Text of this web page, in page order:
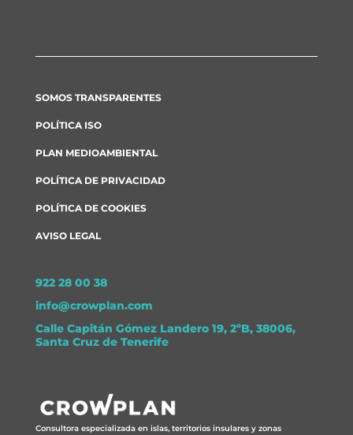
SOMOS TRANSPARENTES
POLÍTICA ISO
PLAN MEDIOAMBIENTAL
POLÍTICA DE PRIVACIDAD
POLÍTICA DE COOKIES
AVISO LEGAL
922 28 00 38
info@crowplan.com
Calle Capitán Gómez Landero 19, 2ºB, 38006,
Santa Cruz de Tenerife
Consultora especializada en islas, territorios insulares y zonas